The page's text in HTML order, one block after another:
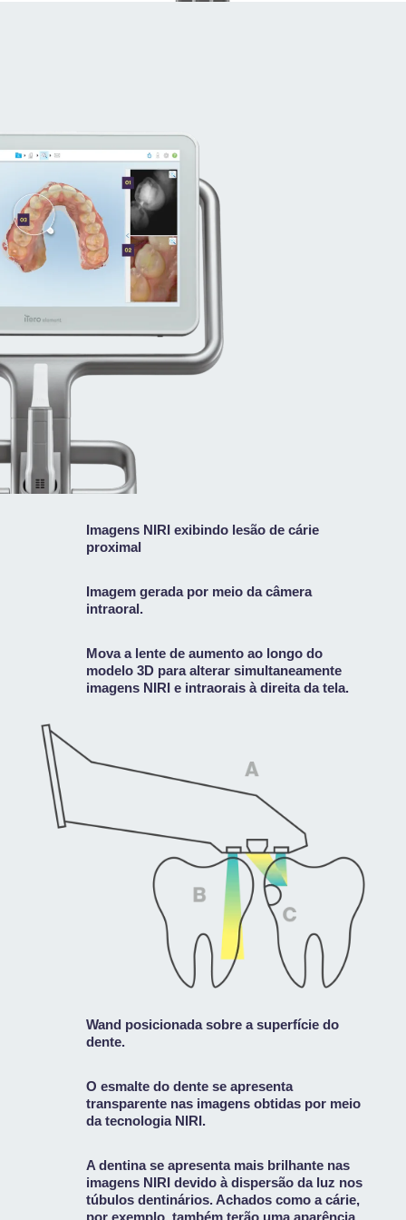
Imagens NIRI exibindo lesão de cárie
proximal
Imagem gerada por meio da câmera
intraoral.
Mova a lente de aumento ao longo do
modelo 3D para alterar simultaneamente
imagens NIRI e intraorais à direita da tela.
Wand posicionada sobre a superfície do
dente.
O esmalte do dente se apresenta
transparente nas imagens obtidas por meio
da tecnologia NIRI.
A dentina se apresenta mais brilhante nas
imagens NIRI devido à dispersão da luz nos
túbulos dentinários. Achados como a cárie,